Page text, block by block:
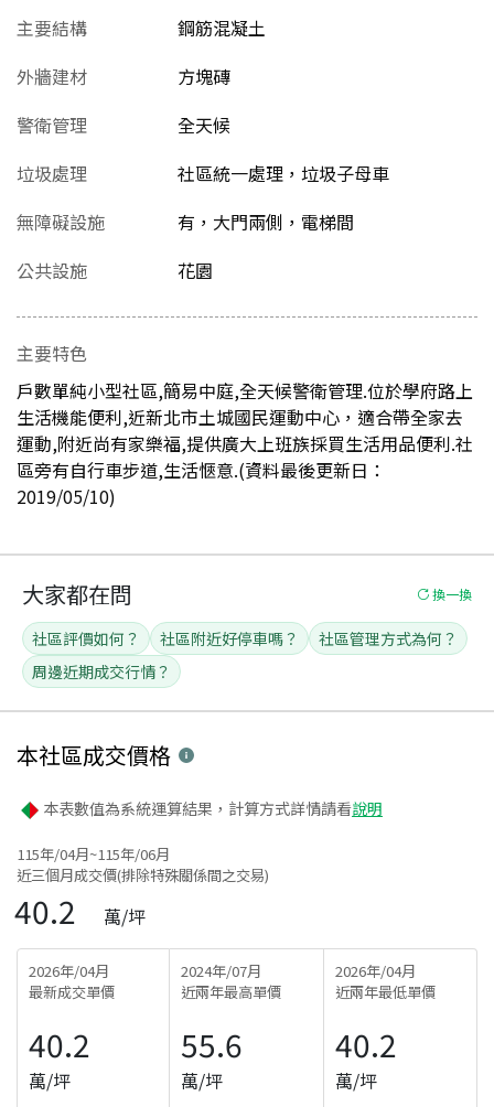
主要結構
鋼筋混凝土
外牆建材
方塊磚
警衛管理
全天候
垃圾處理
社區統一處理，垃圾子母車
無障礙設施
有，大門兩側，電梯間
公共設施
花園
主要特色
戶數單純小型社區,簡易中庭,全天候警衛管理.位於學府路上
生活機能便利,近新北市土城國民運動中心，適合帶全家去
運動,附近尚有家樂福,提供廣大上班族採買生活用品便利.社
區旁有自行車步道,生活愜意.(資料最後更新日：
2019/05/10)
大家都在問 換一換
社區評價如何？ 社區附近好停車嗎？
社區管理方式為何？
周邊近期成交行情？
本社區成交價格
本表數值為系統運算結果，計算方式詳情請看說明
115年/04月~115年/06月
近三個月成交價(排除特殊關係間之交易)
40.2 萬/坪
2026年/04月
最新成交單價
40.2
萬/坪
2024年/07月
近兩年最高單價
55.6
萬/坪
2026年/04月
近兩年最低單價
40.2
萬/坪